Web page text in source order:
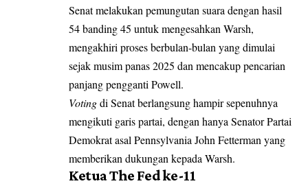
Senat melakukan pemungutan suara dengan hasil
54 banding 45 untuk mengesahkan Warsh,
mengakhiri proses berbulan-bulan yang dimulai
sejak musim panas 2025 dan mencakup pencarian
panjang pengganti Powell.
Votingdi Senat berlangsung hampir sepenuhnya
mengikuti garis partai, dengan hanya Senator Partai
Demokrat asal Pennsylvania John Fetterman yang
memberikan dukungan kepada Warsh.
Ketua The Fed ke-11